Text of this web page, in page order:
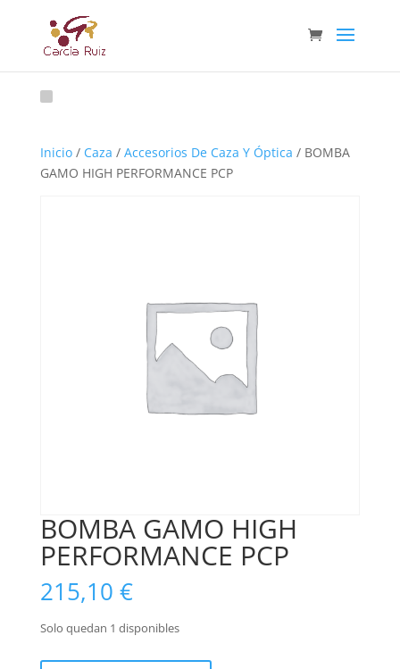
Inicio/ Caza / Accesorios De Caza Y Óptica / BOMBA
GAMO HIGH PERFORMANCE PCP
BOMBA GAMO HIGH
PERFORMANCE PCP
215,10 €
Solo quedan 1 disponibles